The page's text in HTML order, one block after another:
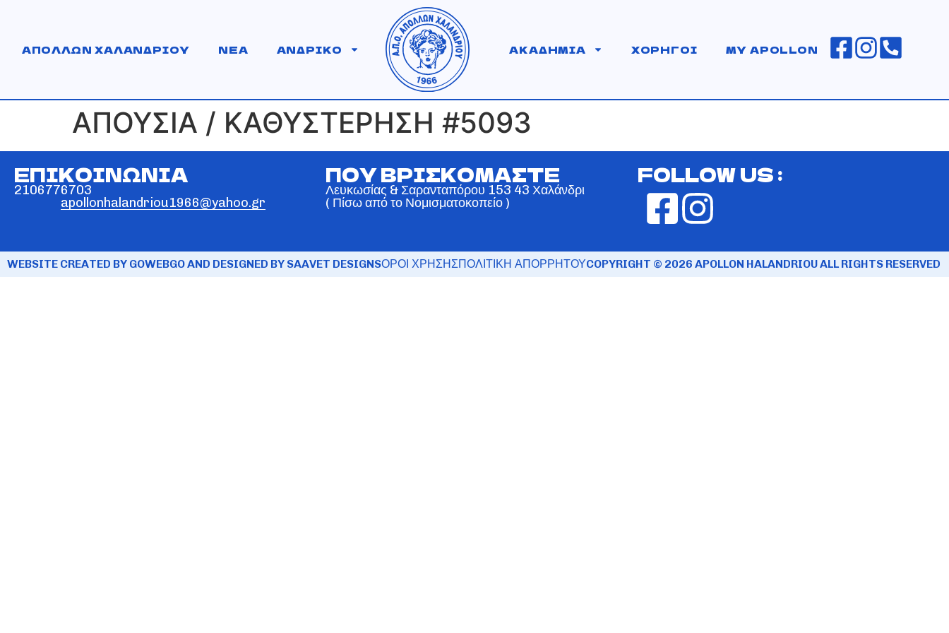
ΑΠΟΛΛΩΝ ΧΑΛΑΝΔΡΙΟΥ ΝΕΑ ΑΝΔΡΙΚΟ ΑΚΑΔΗΜΙΑ ΧΟΡΗΓΟΙ MY APOLLON
ΑΠΟΥΣΙΑ / ΚΑΘΥΣΤΕΡΗΣΗ #5093
ΕΠΙΚΟΙΝΩΝΙΑ
2106776703
apollonhalandriou1966@yahoo.gr
ΠΟΥ ΒΡΙΣΚΟΜΑΣΤΕ
Λευκωσίας & Σαρανταπόρου 153 43 Χαλάνδρι
( Πίσω από το Νομισματοκοπείο )
FOLLOW US :
WEBSITE CREATED BY GOWEBGO AND DESIGNED BY SAAVET DESIGNSΟΡΟΙ ΧΡΗΣΗΣΠΟΛΙΤΙΚΗ ΑΠΟΡΡΗΤΟΥCOPYRIGHT © 2026 APOLLON HALANDRIOU ALL RIGHTS RESERVED